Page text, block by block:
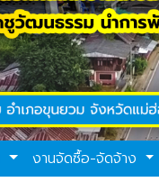
งานจัดซื้อ-จัดจ้าง